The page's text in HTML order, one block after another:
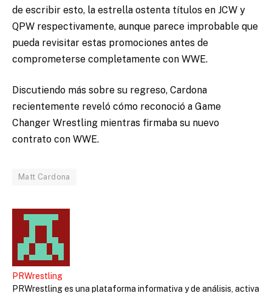
de escribir esto, la estrella ostenta títulos en JCW y
QPW respectivamente, aunque parece improbable que
pueda revisitar estas promociones antes de
comprometerse completamente con WWE.
Discutiendo más sobre su regreso, Cardona
recientemente reveló cómo reconoció a Game
Changer Wrestling mientras firmaba su nuevo
contrato con WWE.
Matt Cardona
PRWrestling
PRWrestling es una plataforma informativa y de análisis, activa